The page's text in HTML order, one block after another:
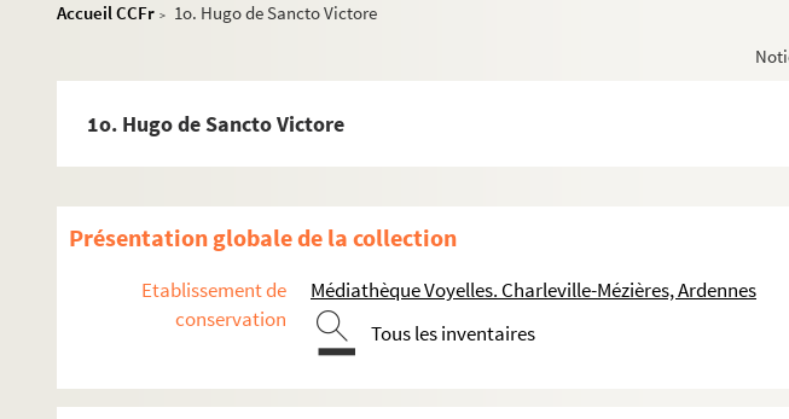
Accueil CCFr >
1o. Hugo de Sancto Victore
1o. Hugo de Sancto Victore
Présentation globale de la collection
Etablissement de
conservation
Médiathèque Voyelles. Charleville-Mézières, Ardennes
Tous les inventaires
1. Dialogi Gregorii papæ
2. Rupertus de divinis officiis
4. Cassiodori historia tripartita